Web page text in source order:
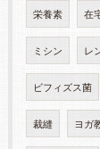
栄養素 在
ミシン レ
ビフィズス菌
裁縫 ヨガ